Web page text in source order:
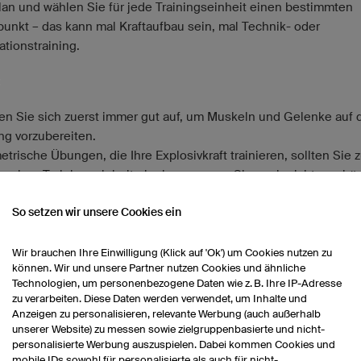
und wählen Sie für jede Trainingseinheit einen bestimmten
– das kann mal Kraftaufbau sein, mal Technik- oder
Sie sich zuerst immer gut auf, um Muskeln und Gelenke auf
vorzubereiten.
Übungen, die Ihre Explosivkraft trainieren, sollten Sie
einer Trainingseinheit einplanen, wenn Sie noch nicht
gilt für Koordinationsübungen, bei denen es auf Ihre
und Reaktionsfähigkeit ankommt.
Hilfsmittel für das Torwarttraining alleine sind:
gegen die Sie Bälle schießen oder werfen können
Markierungen am Boden
Leiter für Koordinationsübungen
Kiste für Box Jumps und andere plyometrische Übungen
So setzen wir unsere Cookies ein
Wir brauchen Ihre Einwilligung (Klick auf 'Ok') um Cookies nutzen zu
können. Wir und unsere Partner nutzen Cookies und ähnliche
Technologien, um personenbezogene Daten wie z. B. Ihre IP-Adresse
zu verarbeiten. Diese Daten werden verwendet, um Inhalte und
Anzeigen zu personalisieren, relevante Werbung (auch außerhalb
unserer Website) zu messen sowie zielgruppenbasierte und nicht-
personalisierte Werbung auszuspielen. Dabei kommen Cookies und